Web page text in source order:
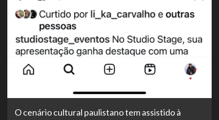
O cenário cultural paulistano tem assistido à